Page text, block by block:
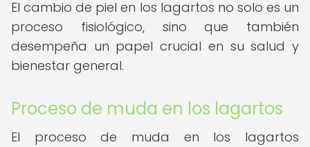
El cambio de piel en los lagartos no solo es un
proceso fisiológico, sino que también
desempeña un papel crucial en su salud y
bienestar general.
Proceso de muda en los lagartos
El proceso de muda en los lagartos